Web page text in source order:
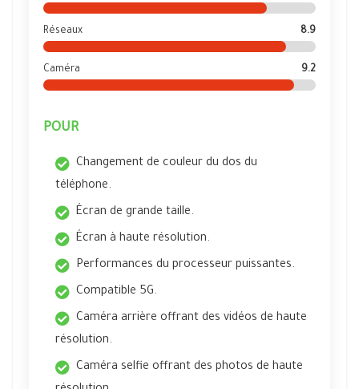
Réseaux 8.9
Caméra 9.2
POUR
Changement de couleur du dos du
téléphone.
Écran de grande taille.
Écran à haute résolution.
Performances du processeur puissantes.
Compatible 5G.
Caméra arrière offrant des vidéos de haute
résolution.
Caméra selfie offrant des photos de haute